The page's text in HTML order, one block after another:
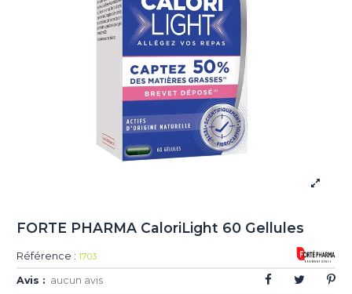
FORTE PHARMA CaloriLight 60 Gellules
Référence : 1703
Avis : aucun avis